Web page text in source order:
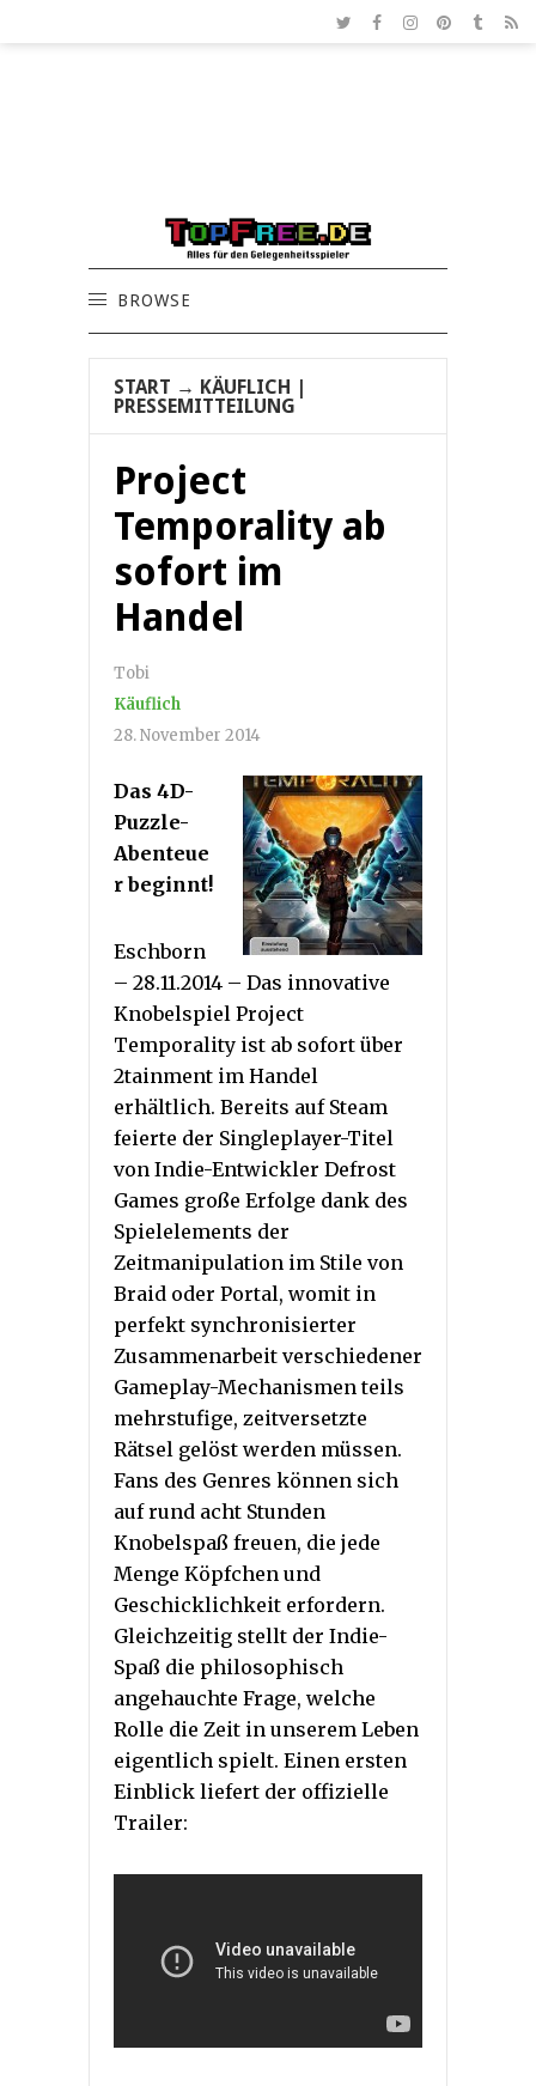
BROWSE
START → KÄUFLICH
PRESSEMITTEILUNG
Project
Temporality ab
sofort im
Handel
Tobi
Käuflich
28. November 2014
Das 4D-
Puzzle-
Abenteue
r beginnt!
Eschborn
– 28.11.2014 – Das innovative
Knobelspiel Project
Temporality ist ab sofort über
2tainment im Handel
erhältlich. Bereits auf Steam
feierte der Singleplayer-Titel
von Indie-Entwickler Defrost
Games große Erfolge dank des
Spielelements der
Zeitmanipulation im Stile von
Braid oder Portal, womit in
perfekt synchronisierter
Zusammenarbeit verschiedener
Gameplay-Mechanismen teils
mehrstufige, zeitversetzte
Rätsel gelöst werden müssen.
Fans des Genres können sich
auf rund acht Stunden
Knobelspaß freuen, die jede
Menge Köpfchen und
Geschicklichkeit erfordern.
Gleichzeitig stellt der Indie-
Spaß die philosophisch
angehauchte Frage, welche
Rolle die Zeit in unserem Leben
eigentlich spielt. Einen ersten
Einblick liefert der offizielle
Trailer: